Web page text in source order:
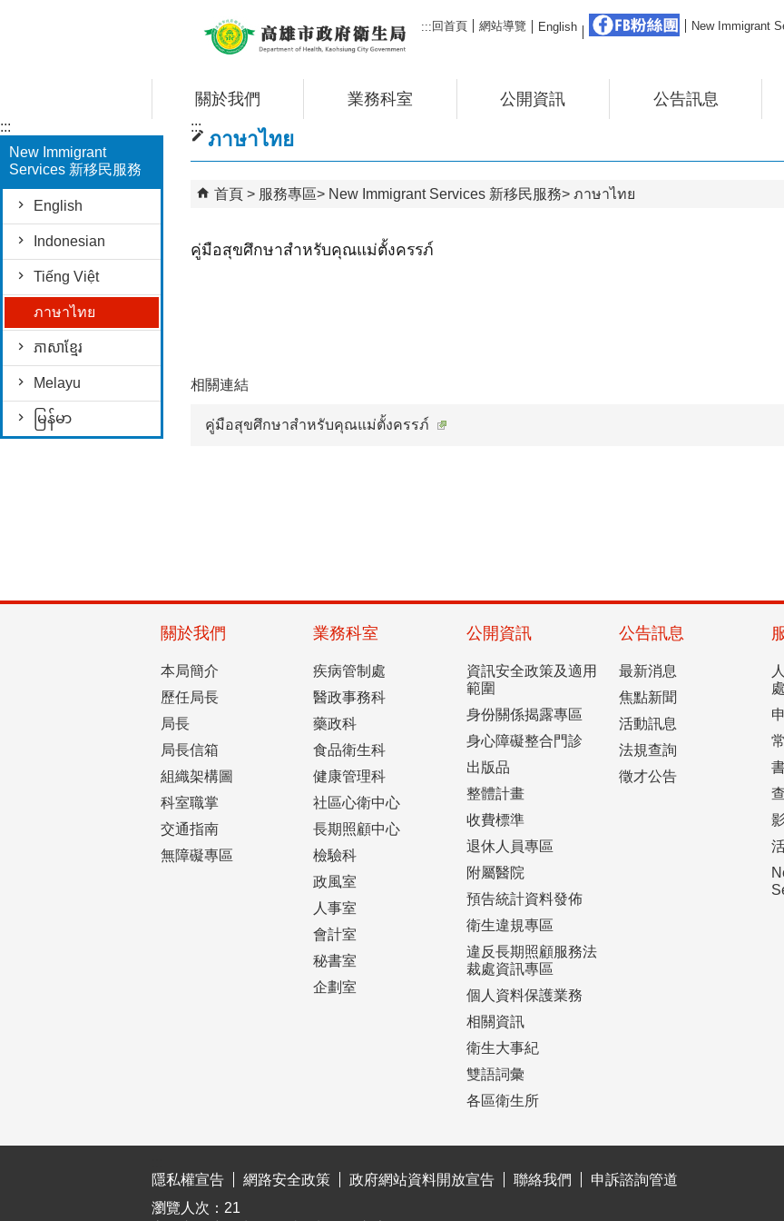
:::回首頁 網站導覽 English FB粉絲團
New Immigrant
關於我們 業務科室 公開資訊 公告訊息
:::
New Immigrant
Services 新移民服務
English
Indonesian
Tiếng Việt
ภาษาไทย
ភាសាខ្មែរ
Melayu
မြန်မာ
:::
ภาษาไทย
首頁 服務專區 New Immigrant Services 新移民服務 ภาษาไทย
คู่มือสุขศึกษาสำหรับคุณแม่ตั้งครรภ์
相關連結
คู่มือสุขศึกษาสำหรับคุณแม่ตั้งครรภ์
關於我們
本局簡介
歷任局長
局長
局長信箱
組織架構圖
科室職掌
交通指南
無障礙專區
業務科室
疾病管制處
醫政事務科
藥政科
食品衛生科
健康管理科
社區心衛中心
長期照顧中心
檢驗科
政風室
人事室
會計室
秘書室
企劃室
公開資訊
資訊安全政策及適用
範圍
身份關係揭露專區
身心障礙整合門診
出版品
整體計畫
收費標準
退休人員專區
附屬醫院
預告統計資料發佈
衛生違規專區
違反長期照顧服務法
裁處資訊專區
個人資料保護業務
相關資訊
衛生大事紀
雙語詞彙
各區衛生所
公告訊息
最新消息
焦點新聞
活動訊息
法規查詢
徵才公告
隱私權宣告
網路安全政策 政府網站資料開放宣告 聯絡我們
申訴諮詢管道
瀏覽人次： 21